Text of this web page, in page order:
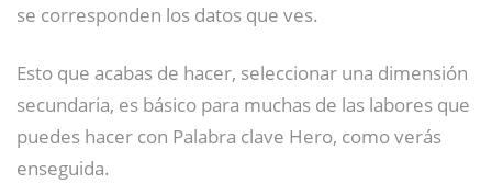
se corresponden los datos que ves.
Esto que acabas de hacer, seleccionar una dimensión
secundaria, es básico para muchas de las labores que
puedes hacer con Palabra clave Hero, como verás
enseguida.